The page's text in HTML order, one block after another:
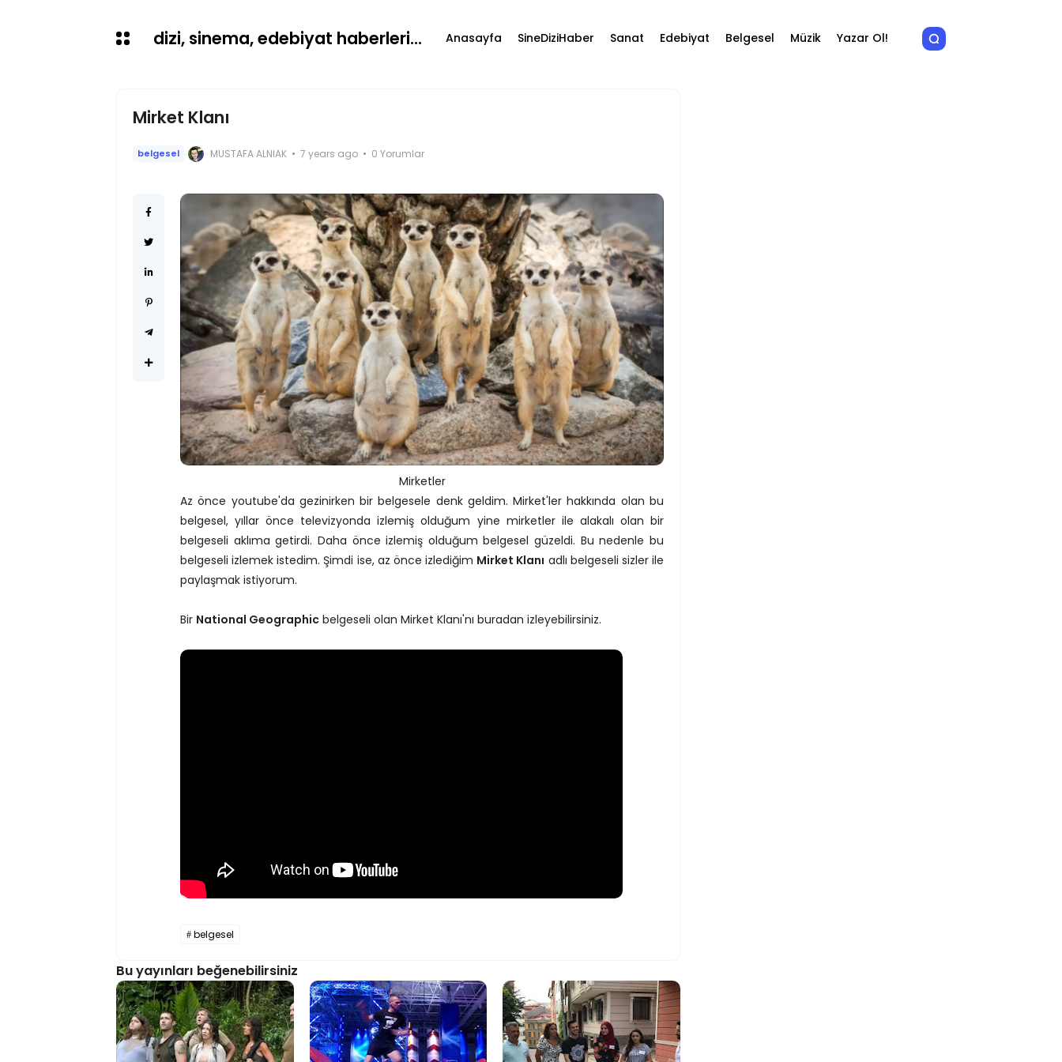
dizi, sinema, edebiyat haberleri... Anasayfa SineDiziHaber Sanat Edebiyat Belgesel Müzik Yazar Ol!
Mirket Klanı
belgesel MUSTAFA ALNIAK 7 years ago 0 Yorumlar
Mirketler
Az önce youtube'da gezinirken bir belgesele denk geldim. Mirket'ler hakkında olan bu
belgesel, yıllar önce televizyonda izlemiş olduğum yine mirketler ile alakalı olan bir
belgeseli aklıma getirdi. Daha önce izlemiş olduğum belgesel güzeldi. Bu nedenle bu
belgeseli izlemek istedim. Şimdi ise, az önce izlediğim Mirket Klanı adlı belgeseli sizler ile
paylaşmak istiyorum.
Bir National Geographic belgeseli olan Mirket Klanı'nı buradan izleyebilirsiniz.
belgesel
Bu yayınları beğenebilirsiniz